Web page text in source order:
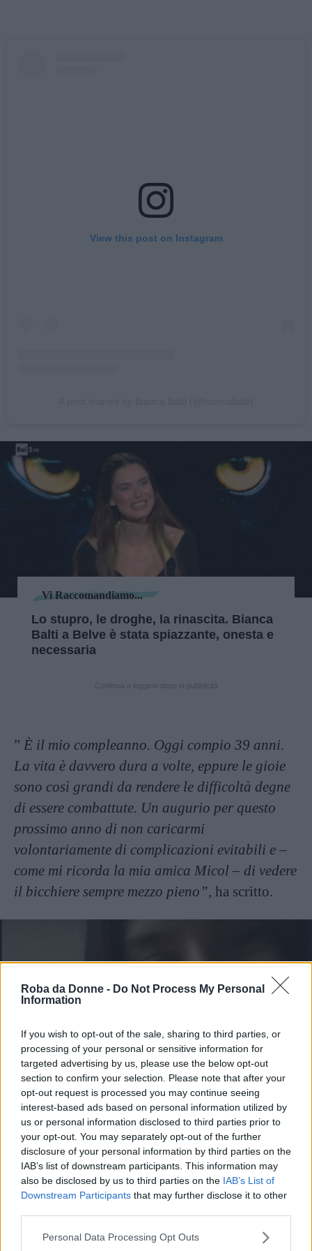
Roba da Donne - Do Not Process My Personal
Information
If you wish to opt-out of the sale, sharing to third parties, or
processing of your personal or sensitive information for
targeted advertising by us, please use the below opt-out
section to confirm your selection. Please note that after your
opt-out request is processed you may continue seeing
interest-based ads based on personal information utilized by
us or personal information disclosed to third parties prior to
your opt-out. You may separately opt-out of the further
disclosure of your personal information by third parties on the
IAB’s list of downstream participants. This information may
also be disclosed by us to third parties on the IAB’s List of
Downstream Participants that may further disclose it to other
Please note that this website/app uses one or more Google
Personal Data Processing Opt Outs
View this post on Instagram
Vi Raccomandiamo...
Lo stupro, le droghe, la rinascita. Bianca
Balti a Belve è stata spiazzante, onesta e
necessaria
” È il mio compleanno. Oggi compio 39 anni.
La vita è davvero dura a volte, eppure le gioie
sono così grandi da rendere le difficoltà degne
di essere combattute. Un augurio per questo
prossimo anno di non caricarmi
volontariamente di complicazioni evitabili e –
come mi ricorda la mia amica Micol – di vedere
il bicchiere sempre mezzo pieno”, ha scritto.